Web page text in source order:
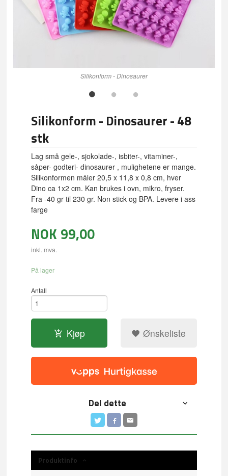
Silikonform - Dinosaurer
Silikonform - Dinosaurer - 48
stk
Lag små gele-, sjokolade-, isbiter-, vitaminer-,
såper- godteri- dinosaurer , mulighetene er mange.
Silikonformen måler 20,5 x 11,8 x 0,8 cm, hver
Dino ca 1x2 cm. Kan brukes i ovn, mikro, fryser.
Fra -40 gr til 230 gr. Non stick og BPA. Levere i ass
farge
NOK 99,00
inkl. mva.
På lager
Antall
Kjøp Ønskeliste
Del dette
Produktinfo